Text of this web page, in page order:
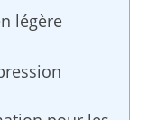
légère